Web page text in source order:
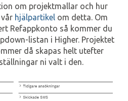
om projektmallar och hur
hjälpartikel om detta. Om
Refappkonto så kommer du
listan i Higher. Projektet
då skapas helt utefter
ni valt i den.